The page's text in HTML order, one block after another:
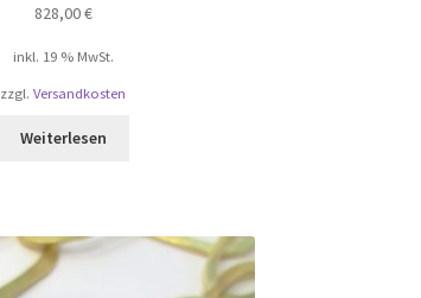
828,00€
inkl. 19 % MwSt.
zzgl.Versandkosten
Weiterlesen